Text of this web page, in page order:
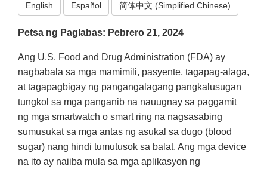
English Español 简体中文 (Simplified Chinese)
Petsa ng Paglabas: Pebrero 21, 2024
Ang U.S. Food and Drug Administration (FDA) ay
nagbabala sa mga mamimili, pasyente, tagapag-alaga,
at tagapagbigay ng pangangalagang pangkalusugan
tungkol sa mga panganib na nauugnay sa paggamit
ng mga smartwatch o smart ring na nagsasabing
sumusukat sa mga antas ng asukal sa dugo (blood
sugar) nang hindi tumutusok sa balat. Ang mga device
na ito ay naiiba mula sa mga aplikasyon ng